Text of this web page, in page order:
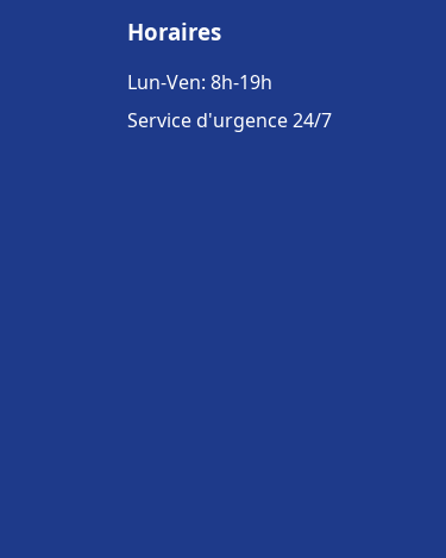
Horaires
Lun-Ven: 8h-19h
Service d'urgence 24/7